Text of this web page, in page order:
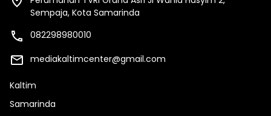
Sempaja, Kota Samarinda
082298980010
mediakaltimcenter@gmail.com
Kaltim
Samarinda